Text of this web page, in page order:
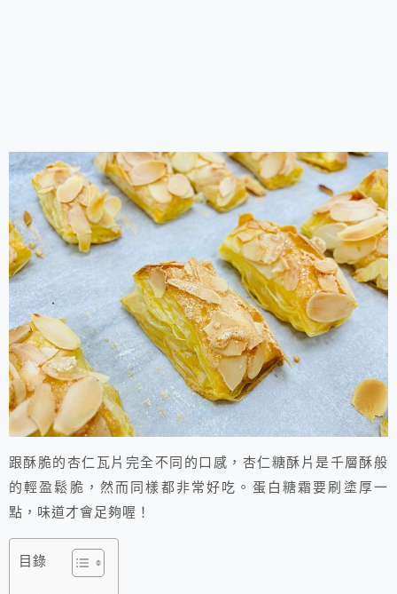
跟酥脆的杏仁瓦片完全不同的口感，杏仁糖酥片是千層酥般
的輕盈鬆脆，然而同樣都非常好吃。蛋白糖霜要刷塗厚一
點，味道才會足夠喔！
目錄